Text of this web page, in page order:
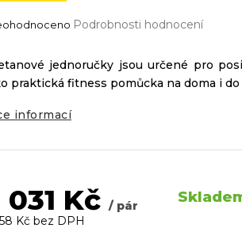
Podrobnosti hodnocení
031 Kč / pár
Kč bez DPH
jednoručky jsou určené pro
praktická fitness pomůcka na doma i
informací